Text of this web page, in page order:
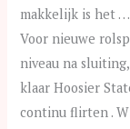
makkelijk is het
Voor nieuwe
niveau na
klaar Hoosier
continu flirten .